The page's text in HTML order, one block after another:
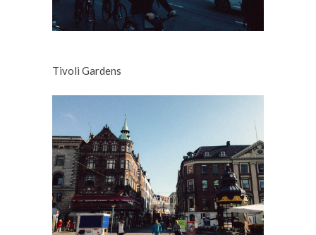
Tivoli Gardens